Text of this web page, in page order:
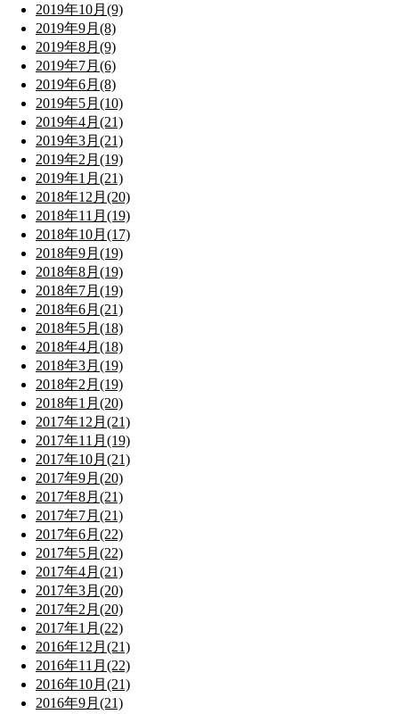
2019年10月(9)
2019年9月(8)
2019年8月(9)
2019年7月(6)
2019年6月(8)
2019年5月(10)
2019年4月(21)
2019年3月(21)
2019年2月(19)
2019年1月(21)
2018年12月(20)
2018年11月(19)
2018年10月(17)
2018年9月(19)
2018年8月(19)
2018年7月(19)
2018年6月(21)
2018年5月(18)
2018年4月(18)
2018年3月(19)
2018年2月(19)
2018年1月(20)
2017年12月(21)
2017年11月(19)
2017年10月(21)
2017年9月(20)
2017年8月(21)
2017年7月(21)
2017年6月(22)
2017年5月(22)
2017年4月(21)
2017年3月(20)
2017年2月(20)
2017年1月(22)
2016年12月(21)
2016年11月(22)
2016年10月(21)
2016年9月(21)